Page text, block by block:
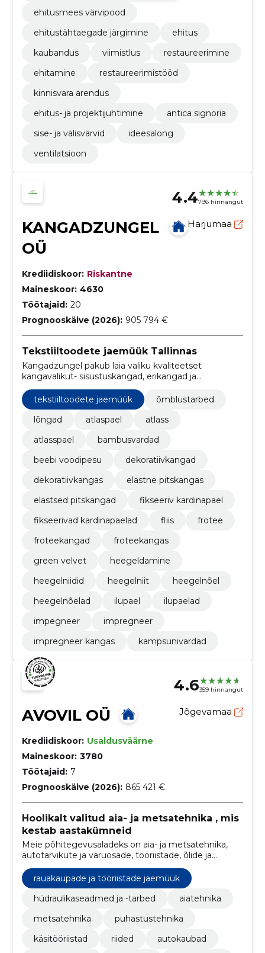
ehitusmees värvipood
ehitustähtaegade järgimine
ehitus
kaubandus
viimistlus
restaureerimine
ehitamine
restaureerimistööd
kinnisvara arendus
ehitus- ja projektijuhtimine
antica signoria
sise- ja välisvärvid
ideesalong
ventilatsioon
4.4796 hinnangut
KANGADZUNGEL
OÜ
Harjumaa
Krediidiskoor: Riskantne
Maineskoor: 4630
Töötajaid: 20
Prognooskäive (2026): 905 794 €
Tekstiiltoodete jaemüük Tallinnas
Kangadzungel pakub laia valiku kvaliteetset
kangavalikut- sisustuskangad, erikangad ja
tekstiiltoodete jaemüük
õmblustarbed
lõngad
atlaspael
atlass
atlasspael
bambusvardad
beebi voodipesu
dekoratiivkangad
dekoratiivkangas
elastne pitskangas
elastsed pitskangad
fikseeriv kardinapael
fikseerivad kardinapaelad
fliis
frotee
froteekangad
froteekangas
green velvet
heegeldamine
heegelniidid
heegelniit
heegelnõel
heegelnõelad
ilupael
ilupaelad
impegneer
impregneer
impregneer kangas
kampsunivardad
4.6359 hinnangut
AVOVIL OÜ Jõgevamaa
Krediidiskoor: Usaldusväärne
Maineskoor: 3780
Töötajaid: 7
Prognooskäive (2026): 865 421 €
Hoolikalt valitud aia- ja metsatehnika , mis
kestab aastakümneid
Meie põhitegevusaladeks on aia- ja metsatehnika,
autotarvikute ja varuosade, tööriistade, õlide ja
määrdeainete müük, autoremont ja hüdrovoolikute
valmistamine.
rauakaupade ja tööriistade jaemüük
hüdraulikaseadmed ja -tarbed
aiatehnika
metsatehnika
puhastustehnika
käsitööriistad
riided autokaubad